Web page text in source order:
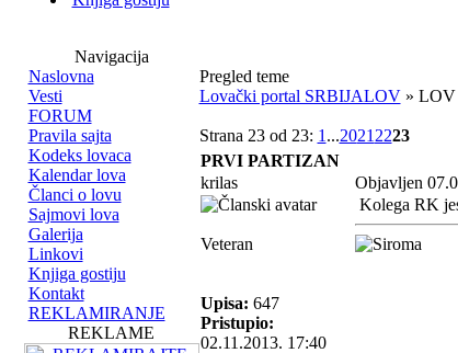
Navigacija
Naslovna
Vesti
FORUM
Pravila sajta
Kodeks lovaca
Kalendar lova
Članci o lovu
Sajmovi lova
Galerija
Linkovi
Knjiga gostiju
Kontakt
REKLAMIRANJE
REKLAME
Pregled teme
Lovački portal SRBIJALOV» LOV
Strana 23 od 23: 1 ...2021 2223
PRVI PARTIZAN
krilas
Objavljen
Veteran
Upisa: 647
Pristupio:
02.11.2013. 17:40
Kolega RK